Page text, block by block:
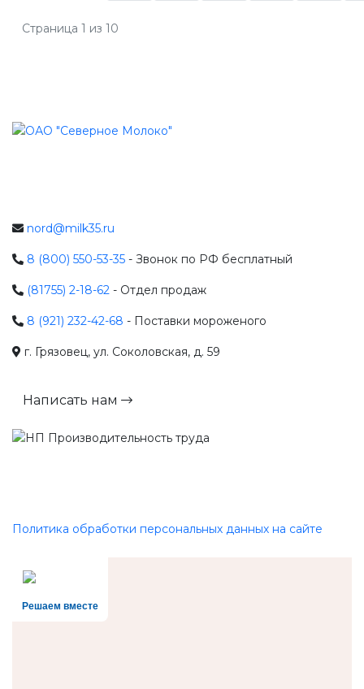
Страница 1 из 10
nord@milk35.ru
8 (800) 550-53-35 - Звонок по РФ бесплатный
(81755) 2-18-62 - Отдел продаж
8 (921) 232-42-68 - Поставки мороженого
г. Грязовец, ул. Соколовская, д. 59
Написать нам
Политика обработки персональных данных на сайте
Решаем вместе